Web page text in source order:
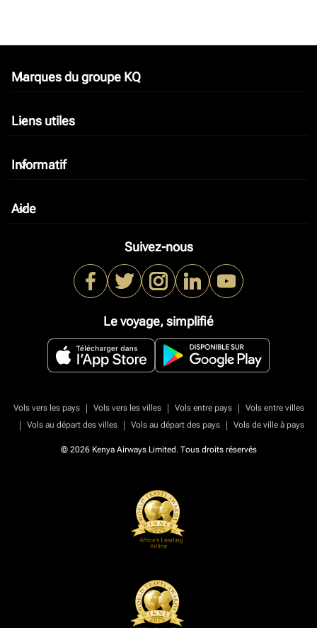
Marques du groupe KQ
keyboard_arrow_down
Liens utiles
keyboard_arrow_down
Informatif
keyboard_arrow_down
Aide
keyboard_arrow_down
Suivez-nous
Le voyage, simplifié
Vols vers les pays | Vols vers les villes | Vols entre pays |
Vols entre villes
|
Vols au départ des villes | Vols au départ des pays | Vols de ville à pays
© 2026 Kenya Airways Limited. Tous droits réservés